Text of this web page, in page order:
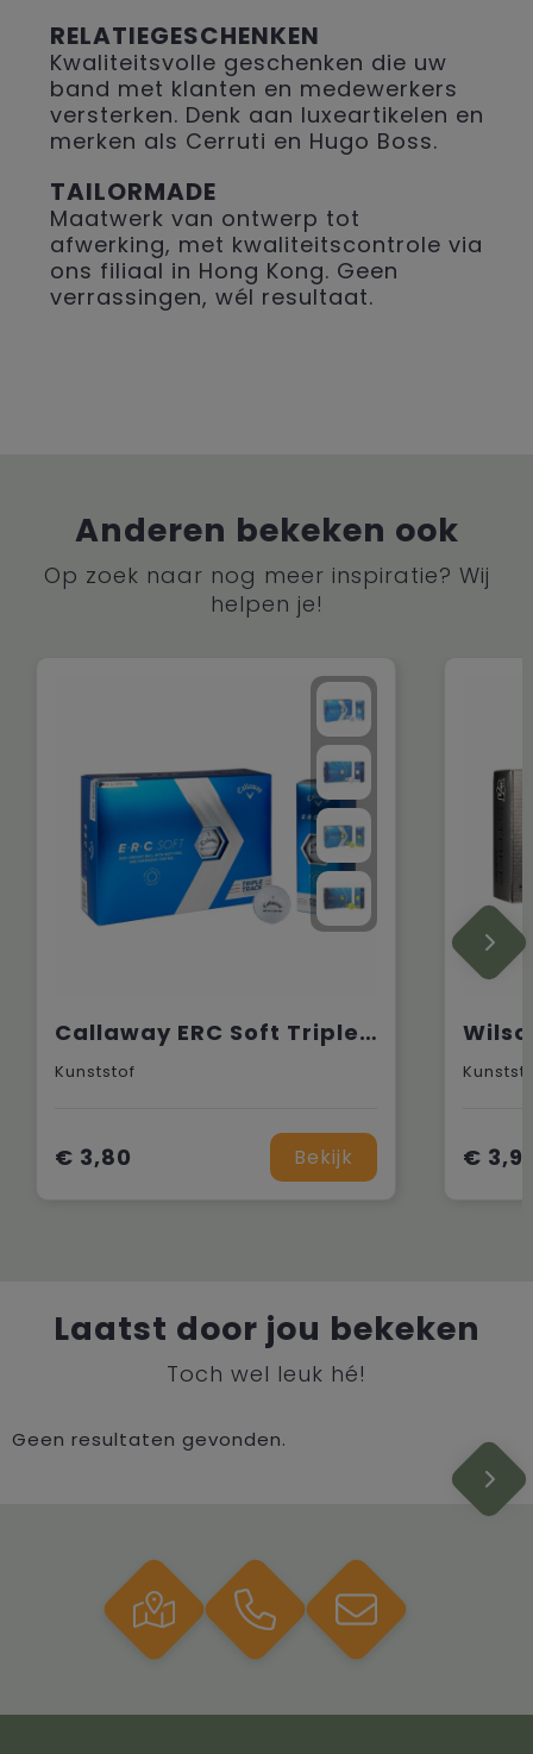
RELATIEGESCHENKEN
Kwaliteitsvolle geschenken die uw
band met klanten en medewerkers
versterken. Denk aan luxeartikelen en
merken als Cerruti en Hugo Boss.
TAILORMADE
Maatwerk van ontwerp tot
afwerking, met kwaliteitscontrole via
ons filiaal in Hong Kong. Geen
verrassingen, wél resultaat.
Anderen bekeken ook
Op zoek naar nog meer inspiratie? Wij
helpen je!
Callaway ERC Soft Triple Track
Kunststof
€ 3,80 Bekijk €
Laatst door jou bekeken
Toch wel leuk hé!
Geen resultaten gevonden.